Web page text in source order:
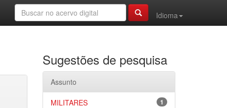
Idioma
Sugestões de pesquisa
Assunto
1
MILITARES